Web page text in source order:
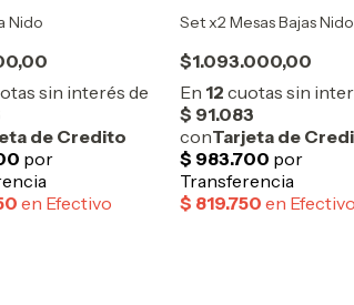
Nido Set x2 Mesas Bajas Nido
$1.093.000,00